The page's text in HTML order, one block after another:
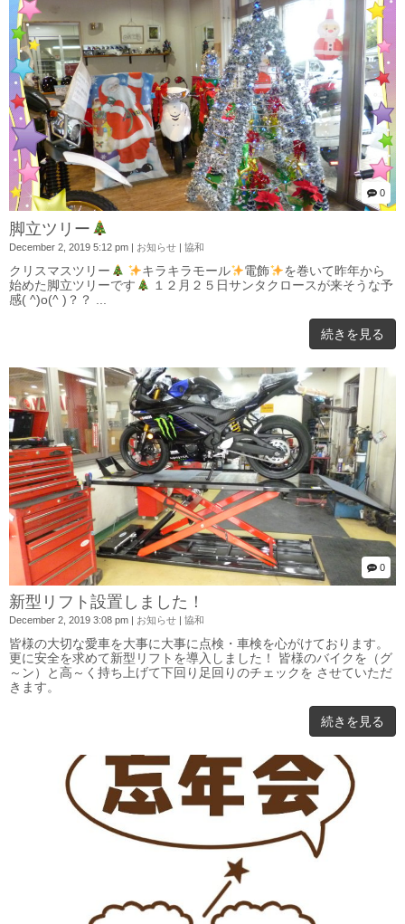
0
脚立ツリー
December 2, 2019 5:12 pm | お知らせ | 協和
クリスマスツリー キラキラモール 電飾
を巻いて昨年から
始めた脚立ツリーです
１２月２５日サンタクロースが来そうな予
感( ^)o(^ )？？ ...
続きを見る
0
新型リフト設置しました！
December 2, 2019 3:08 pm お知らせ 協和
皆様の大切な愛車を大事に大事に点検・車検を心がけております。
更に安全を求めて新型リフトを導入しました！ 皆様のバイクを（グ
～ン）と高～く持ち上げて下回り足回りのチェックを させていただ
きます。
続きを見る